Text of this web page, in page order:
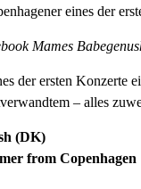
eines der
Mames
der ersten Konzerte
– alles
(DK)
from Copenhagen